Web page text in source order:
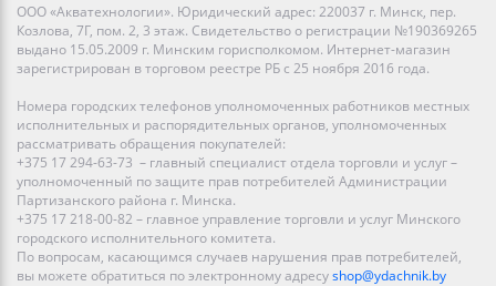
ООО «Акватехнологии». Юридический адрес: 220037 г. Минск, пер.
Козлова, 7Г, пом. 2, 3 этаж. Свидетельство о регистрации №190369265
выдано 15.05.2009 г. Минским горисполкомом. Интернет-магазин
зарегистрирован в торговом реестре РБ с 25 ноября 2016 года.
Номера городских телефонов уполномоченных работников местных
исполнительных и распорядительных органов, уполномоченных
рассматривать обращения покупателей:
+375 17 294-63-73 – главный специалист отдела торговли и услуг –
уполномоченный по защите прав потребителей Администрации
Партизанского района г. Минска.
+375 17 218-00-82 – главное управление торговли и услуг Минского
городского исполнительного комитета.
По вопросам, касающимся случаев нарушения прав потребителей,
вы можете обратиться по электронному адресуshop@ydachnik.by